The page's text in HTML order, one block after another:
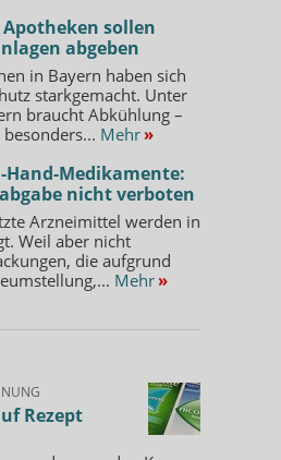
sollen
abgeben
in Bayern haben sich
starkgemacht. Unter
braucht Abkühlung –
Mehr »
Hand-Medikamente:
nicht verboten
Arzneimittel werden in
Weil aber nicht
die aufgrund
Mehr »
Rezept